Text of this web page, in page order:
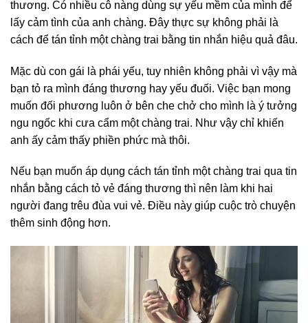
thương. Có nhiều cô nàng dùng sự yếu mềm của mình để
lấy cảm tình của anh chàng. Đây thực sự không phải là
cách để tán tỉnh một chàng trai bằng tin nhắn hiệu quả đâu.
Mặc dù con gái là phái yếu, tuy nhiên không phải vì vậy mà
bạn tỏ ra mình đáng thương hay yếu đuối. Việc bạn mong
muốn đối phương luôn ở bên che chở cho mình là ý tưởng
ngu ngốc khi cưa cẩm một chàng trai. Như vậy chỉ khiến
anh ấy cảm thấy phiền phức mà thôi.
Nếu bạn muốn áp dụng cách tán tỉnh một chàng trai qua tin
nhắn bằng cách tỏ vẻ đáng thương thì nên làm khi hai
người đang trêu đùa vui vẻ. Điều này giúp cuộc trò chuyện
thêm sinh động hơn.